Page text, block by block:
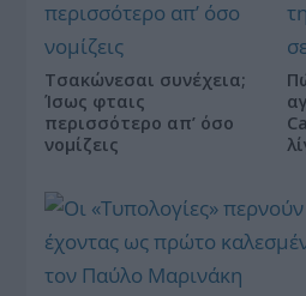
Τσακώνεσαι συνέχεια;
Ίσως φταις
περισσότερο απ’ όσο
νομίζεις